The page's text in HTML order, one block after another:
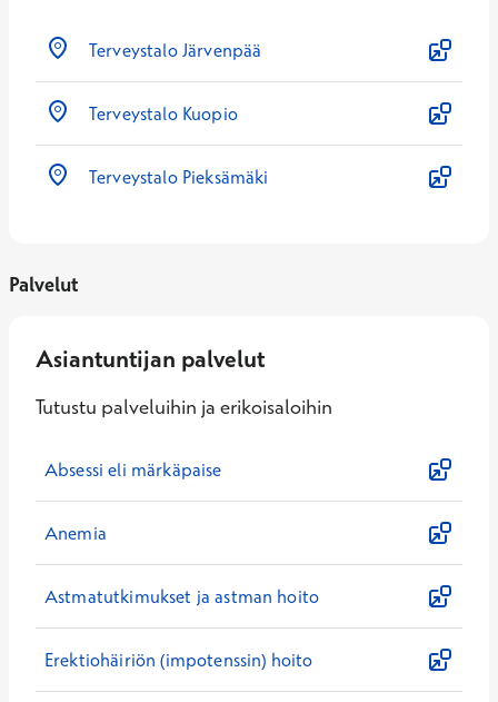
Terveystalo Järvenpää
Terveystalo Kuopio
Terveystalo Pieksämäki
Palvelut
Asiantuntijan palvelut
Tutustu palveluihin ja erikoisaloihin
Absessi eli märkäpaise
Anemia
Astmatutkimukset ja astman hoito
Erektiohäiriön (impotenssin) hoito